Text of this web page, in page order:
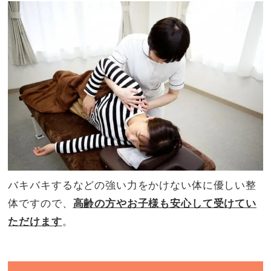
バキバキするなどの強い力をかけない体に優しい整
体ですので、 高齢の方やお子様も安心して受けてい
ただけ ます。